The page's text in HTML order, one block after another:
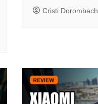
Cristi Dorombach